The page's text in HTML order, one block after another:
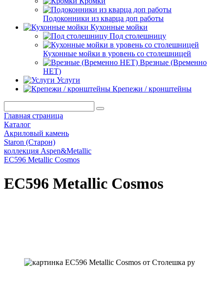
Подоконники из кварца доп работы
Кухонные мойки
Под столешницу
Кухонные мойки в уровень со столешницей
Врезные (Временно
НЕТ)
Услуги
Крепежи / кронштейны
Главная страница
Каталог
Акриловый камень
Staron (Старон)
коллекция Aspen&Metallic
EC596 Metallic Cosmos
EC596 Metallic Cosmos